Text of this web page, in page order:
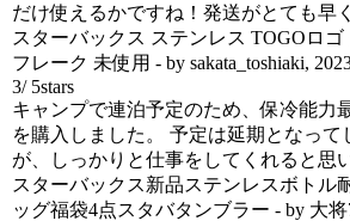
だけ使えるかですね！発送がとても早
スターバックス ステンレス TOGOロ
フレーク 未使用 - by sakata_toshiaki,
3/ 5stars
キャンプで連泊予定のため、保冷能力
を購入しました。 予定は延期となって
が、しっかりと仕事をしてくれると思
スターバックス新品ステンレスボトル
ッグ福袋4点スタバタンブラー - by 大将